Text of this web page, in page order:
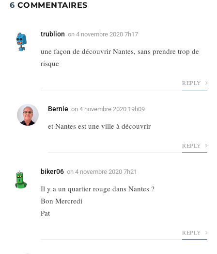
6 COMMENTAIRES
trublion on 4 novembre 2020 7h17
une façon de découvrir Nantes, sans prendre trop de
risque
REPLY
Bernie on 4 novembre 2020 19h09
et Nantes est une ville à découvrir
REPLY
biker06 on 4 novembre 2020 7h21
Il y a un quartier rouge dans Nantes ?
Bon Mercredi
Pat
REPLY